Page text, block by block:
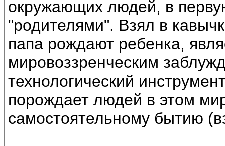
окружающих людей, в
"родителями". Взял в
папа рождают ребенка,
мировоззренческим
технологический
порождает людей в этом
самостоятельному бытию